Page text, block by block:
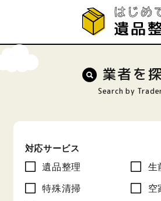
業者を
Search by
対応サービス
遺品整理 生
特殊清掃 空